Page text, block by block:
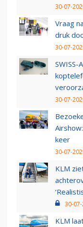
30-07-
Vraag
druk
30-07-
30-07-
keer
30-07-
KLM
30-
KLM